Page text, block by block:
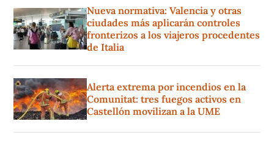
Nueva normativa: Valencia y otras
ciudades más aplicarán controles
fronterizos a los viajeros procedentes
de Italia
Alerta extrema por incendios en la
Comunitat: tres fuegos activos en
Castellón movilizan a la UME